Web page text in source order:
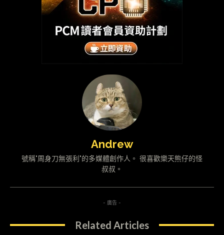
Andrew
號稱"周身刀無張利"的多媒體創作人。 很喜歡樂天熊仔的怪
叔叔。
- 廣告 -
Related Articles